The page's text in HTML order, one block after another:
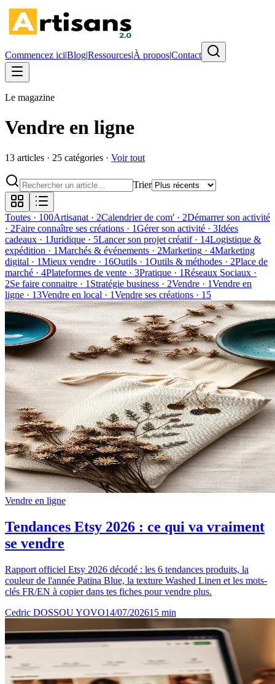
Commencez ici|Blog|Ressources|À propos|Contact
Le magazine
Vendre en ligne
13 articles · 25 catégories · Voir tout
Trier
Toutes · 100Artisanat · 2Calendrier de com' · 2Démarrer son activité
· 2Faire connaître ses créations · 1Gérer son activité · 3Idées
cadeaux · 1Juridique · 5Lancer son projet créatif · 14Logistique &
expédition · 1Marchés & événements · 2Marketing · 4Marketing
digital · 1Mieux vendre · 16Outils · 1Outils & méthodes · 2Place de
marché · 4Plateformes de vente · 3Pratique · 1Réseaux Sociaux ·
2Se faire connaitre · 1 Stratégie business · 2Vendre · 1Vendre en
ligne · 13Vendre en local · 1Vendre ses créations · 15
Vendre en ligne
Tendances Etsy 2026 : ce qui va vraiment
se vendre
Rapport officiel Etsy 2026 décodé : les 6 tendances produits, la
couleur de l'année Patina Blue, la texture Washed Linen et les mots-
clés FR/EN à copier dans tes fiches pour vendre plus.
Cedric DOSSOU YOVO14/07/202615 min